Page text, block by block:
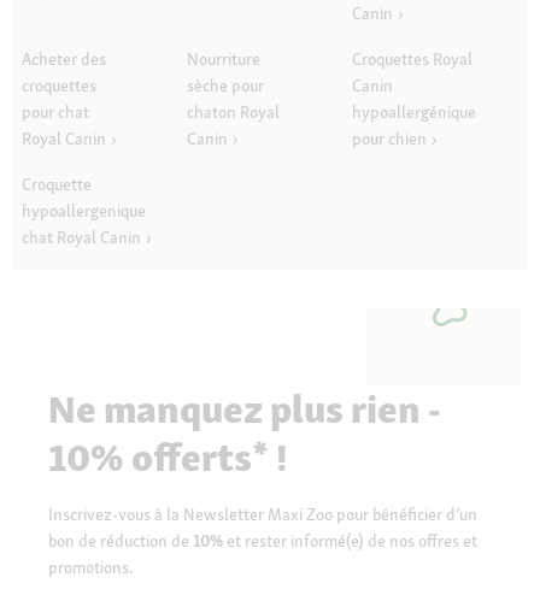
Canin
Acheter des
croquettes
pour chat
Royal Canin
Nourriture
sèche pour
chaton Royal
Canin
Croquettes Royal
Canin
hypoallergénique
pour chien
Croquette
hypoallergenique
chat Royal Canin
Ne manquez plus rien -
10% offerts* !
Inscrivez-vous à la Newsletter Maxi Zoo pour bénéficier d’un
bon de réduction de 10% et rester informé(e) de nos offres et
promotions.